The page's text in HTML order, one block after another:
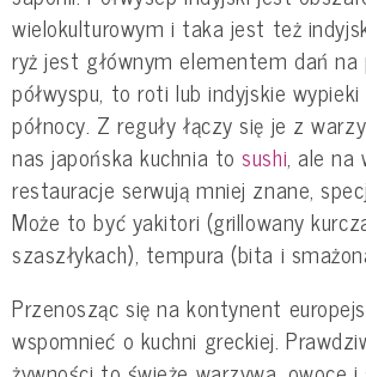
wielokulturowym i taka jest też
ryż jest głównym elementem dań na
półwyspu, to roti lub indyjskie wypieki
północy. Z reguły łączy się je z
nas japońska kuchnia tosushi, ale na
restauracje serwują mniej znane,
Może to być yakitori (grillowany
szaszłykach), tempura (bita i
Przenosząc się na kontynent
wspomnieć o kuchni greckiej.